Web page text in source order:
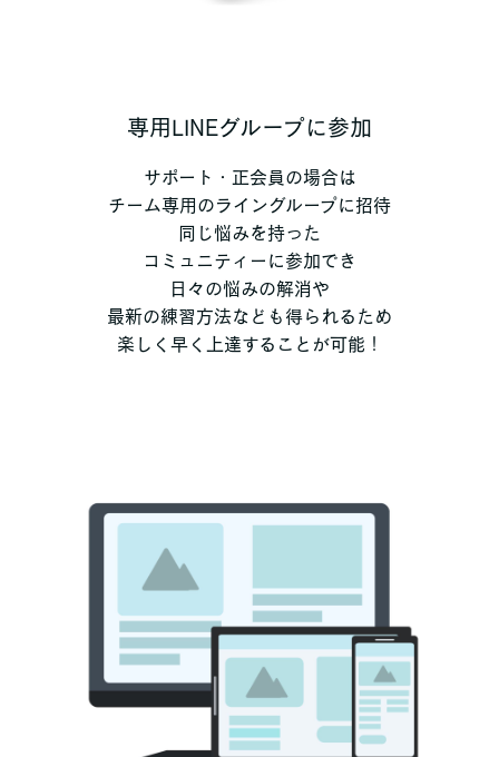
専用LINEグループに参加
サポート・正会員の場合は
チーム専用のライングループに招待
同じ悩みを持った
コミュニティーに参加でき
日々の悩みの解消や
最新の練習方法なども得られるため
楽しく早く上達することが可能！